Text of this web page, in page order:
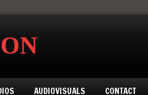
AUDIOVISUALS CONTACT